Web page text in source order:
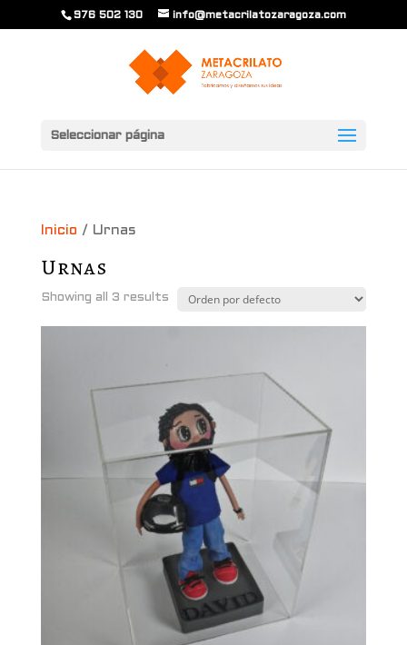
976 502 130 info@metacrilatozaragoza.com
Seleccionar página
Inicio / Urnas
Urnas
Showing all 3 results